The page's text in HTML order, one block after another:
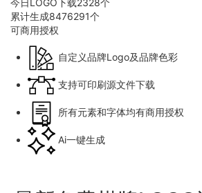
今日LOGO下载2328个
累计生成8476291个
可商用授权
自定义品牌Logo及品牌色彩
支持可印刷源文件下载
所有元素和字体均有商用授权
Ai一键生成